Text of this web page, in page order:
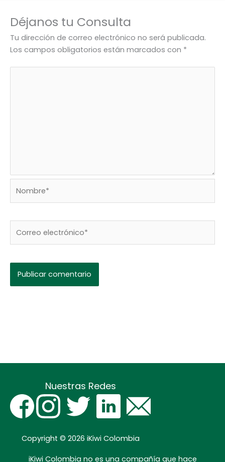
Déjanos tu Consulta
Tu dirección de correo electrónico no será publicada.
Los campos obligatorios están marcados con *
electrónico*
Nuestras Redes
Copyright © 2026 iKiwi Colombia
iKiwi Colombia no es una compañía que hace